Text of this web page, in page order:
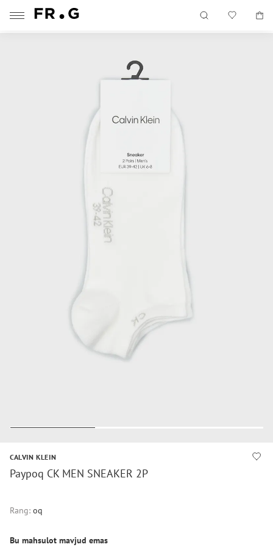
CALVIN KLEIN
Paypoq CK MEN SNEAKER 2P
Rang: oq
Bu mahsulot mavjud emas